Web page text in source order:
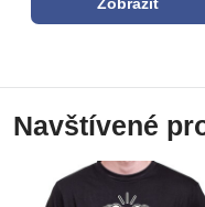
Navštívené